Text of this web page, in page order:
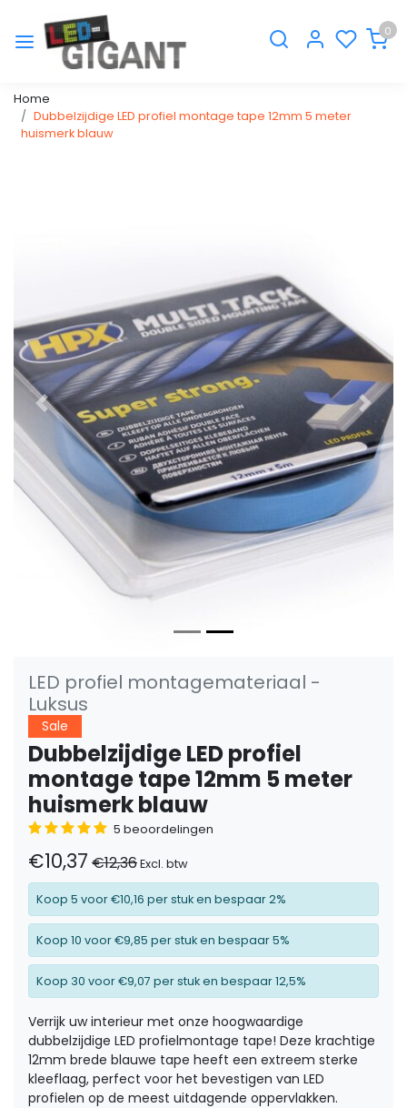
0
Home
Dubbelzijdige LED profiel montage tape 12mm 5 meter
huismerk blauw
Vorige
LED profiel montagemateriaal -
Luksus
Sale
Dubbelzijdige LED profiel
montage tape 12mm 5 meter
huismerk blauw
5 beoordelingen
€10,37 €12,36Excl. btw
Koop 5 voor €10,16 per stuk en bespaar 2%
Koop 10 voor €9,85 per stuk en bespaar 5%
Koop 30 voor €9,07 per stuk en bespaar 12,5%
Verrijk uw interieur met onze hoogwaardige
dubbelzijdige LED profielmontage tape! Deze krachtige
12mm brede blauwe tape heeft een extreem sterke
kleeflaag, perfect voor het bevestigen van LED
profielen op de meest uitdagende oppervlakken.